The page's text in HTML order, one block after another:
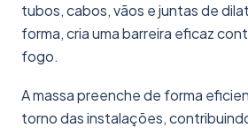
tubos, cabos, vãos e juntas de
forma, cria uma barreira eficaz
fogo.
A massa preenche de forma
torno das instalações,